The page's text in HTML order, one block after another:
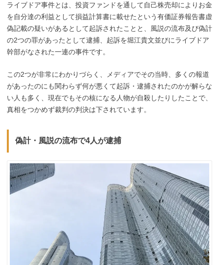
ライブドア事件とは、投資ファンドを通して自己株売却によりお金
を自分達の利益として損益計算書に載せたという有価証券報告書虚
偽記載の疑いがあるとして起訴されたことと、風説の流布及び偽計
の2つの罪があったとして逮捕、起訴を堀江貴文並びにライブドア
幹部がなされた一連の事件です。
この2つが非常にわかりづらく、メディアでその当時、多くの報道
があったのにも関わらず何が悪くて起訴・逮捕されたのかが解らな
い人も多く、現在でもその核になる人物が自殺したりしたことで、
真相をつかめず裁判の判決は下されています。
偽計・風説の流布で4人が逮捕